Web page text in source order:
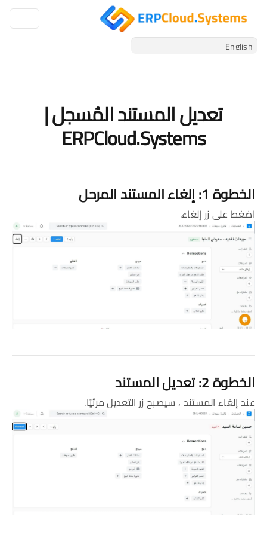
تعديل المستند المُسجل |
ERPCloud.Systems
الخطوة 1: إلغاء المستند المرحل
اضغط على زر إلغاء.
الخطوة 2: تعديل المستند
عند إلغاء المستند ، سيصبح زر التعديل مرئيًا.